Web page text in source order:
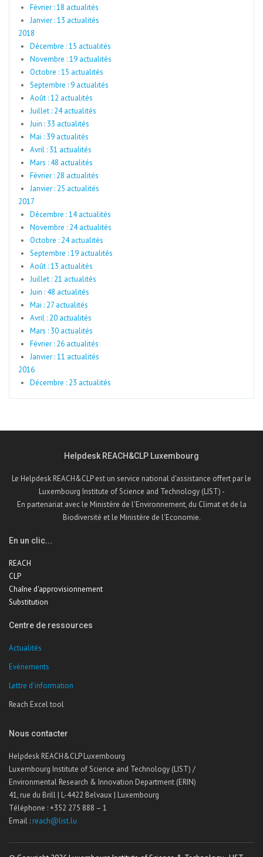
Février : 18 actualités
Janvier : 13 actualités
2018
Décembre : 15 actualités
Novembre : 19 actualités
Octobre : 15 actualités
Septembre : 9 actualités
Août : 12 actualités
Juillet : 24 actualités
Juin : 33 actualités
Mai : 39 actualités
Avril : 31 actualités
Mars : 48 actualités
Février : 28 actualités
Janvier : 25 actualités
2017
Décembre : 14 actualités
Novembre : 24 actualités
Octobre : 24 actualités
Septembre : 19 actualités
Août : 13 actualités
Juillet : 21 actualités
Juin : 48 actualités
Mai : 27 actualités
Avril : 20 actualités
Mars : 30 actualités
Février : 26 actualités
Janvier : 11 actualités
2016
Décembre : 23 actualités
Helpdesk REACH&CLP Luxembourg
Le Helpdesk REACH&CLP est un service national d'assistance offert par le
Luxembourg Institute of Science and Technology (LIST) -
En partenariat avec le Ministère de l'Environnement, du Climat et de la
Biodiversité et le Ministère de l'Economie.
En un clic...
REACH
CLP
Chaîne d'approvisionnement
Substitution
Centre de ressources
Actualités
Evénements
Lettre d'information
Reach Excel tool
Nous contacter
Helpdesk REACH&CLP Luxembourg
Luxembourg Institute of Science and Technology (LIST) /
Environmental Research & Innovation Department (ERIN)
41, rue du Brill | L-4422 Belvaux | Luxembourg
Téléphone : +352 275 888 – 1
Email : reach@list.lu